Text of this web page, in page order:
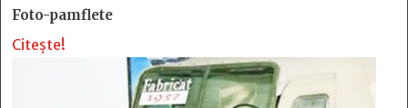
Foto-pamflete
Citește!